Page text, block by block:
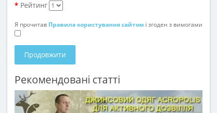
Рейтинг
Я прочитав Правила користування сайтом і згоден з вимогами
Продовжити
Рекомендовані статті